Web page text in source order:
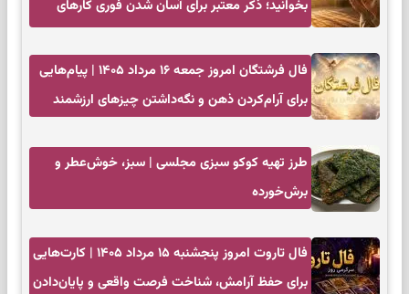
بخوانید؛ ذکر معتبر برای آسان شدن فوری کارهای
فال فرشتگان امروز جمعه ۱۶ مرداد ۱۴۰۵ | پیام‌هایی
برای آرام‌کردن ذهن و نگه‌داشتن چیزهای ارزشمند
طرز تهیه کوکو سبزی مجلسی | سبز، خوش‌عطر و
برش‌خورده
فال تاروت امروز پنجشنبه ۱۵ مرداد ۱۴۰۵ | کارت‌هایی
برای حفظ آرامش، شناخت فرصت واقعی و پایان‌دادن